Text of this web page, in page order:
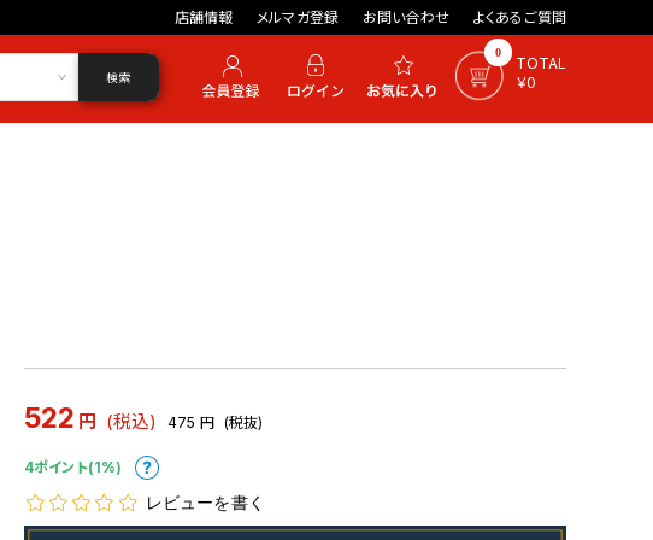
店舗情報 メルマガ登録 お問い合わせ よくあるご質問
0
TOTAL
￥0
検索
522 円 (税込) 475 円 (税抜)
4ポイント(1%)
レビューを書く